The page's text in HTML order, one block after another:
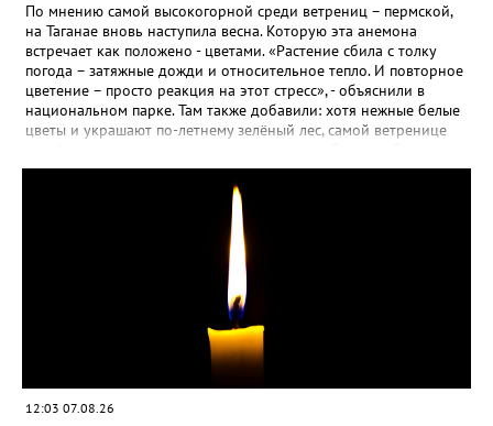
По мнению самой высокогорной среди ветрениц – пермской,
на Таганае вновь наступила весна. Которую эта анемона
встречает как положено - цветами. «Растение сбила с толку
погода – затяжные дожди и относительное тепло. И повторное
цветение – просто реакция на этот стресс», - объяснили в
национальном парке. Там также добавили: хотя нежные белые
цветы и украшают по-летнему зелёный лес, самой ветренице
силы перед долгой зимовкой.
12:03 07.08.26